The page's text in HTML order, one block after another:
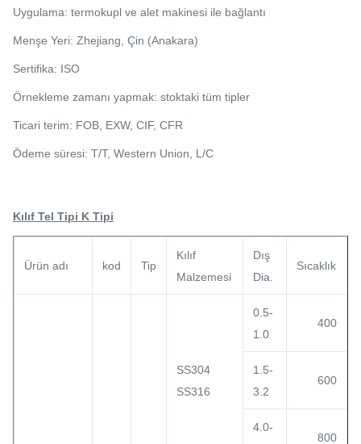
Uygulama: termokupl ve alet makinesi ile bağlantı
Menşe Yeri: Zhejiang, Çin (Anakara)
Sertifika: ISO
Örnekleme zamanı yapmak: stoktaki tüm tipler
Ticari terim: FOB, EXW, CIF, CFR
Ödeme süresi: T/T, Western Union , L/C
Kılıf Tel Tipi K Tipi
Ürün adı kod Tip
Kılıf
Malzemesi
Dış
Dia.
Sıcaklık
SS304
SS316
0.5-
1.0
400
1.5-
3.2
600
4.0-
800